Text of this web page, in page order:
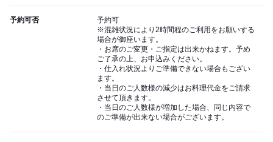
予約可否
予約可
※混雑状況により2時間程のご利用をお願いする
場合が御座います。
・お席のご変更・ご指定は出来かねます。予め
ご了承の上、お申込みください。
・仕入れ状況よりご準備できない場合もござい
ます。
・当日のご人数様の減少はお料理代金をご請求
させて頂きます。
・当日のご人数様が増加した場合、同じ内容で
のご準備が出来ない場合がございます。